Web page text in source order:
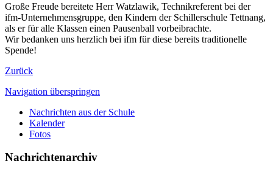
Große Freude bereitete Herr Watzlawik, Technikreferent bei der
ifm-Unternehmensgruppe, den Kindern der Schillerschule Tettnang,
als er für alle Klassen einen Pausenball vorbeibrachte.
Wir bedanken uns herzlich bei ifm für diese bereits traditionelle
Spende!
Zurück
Navigation überspringen
Nachrichten aus der Schule
Kalender
Fotos
Nachrichtenarchiv